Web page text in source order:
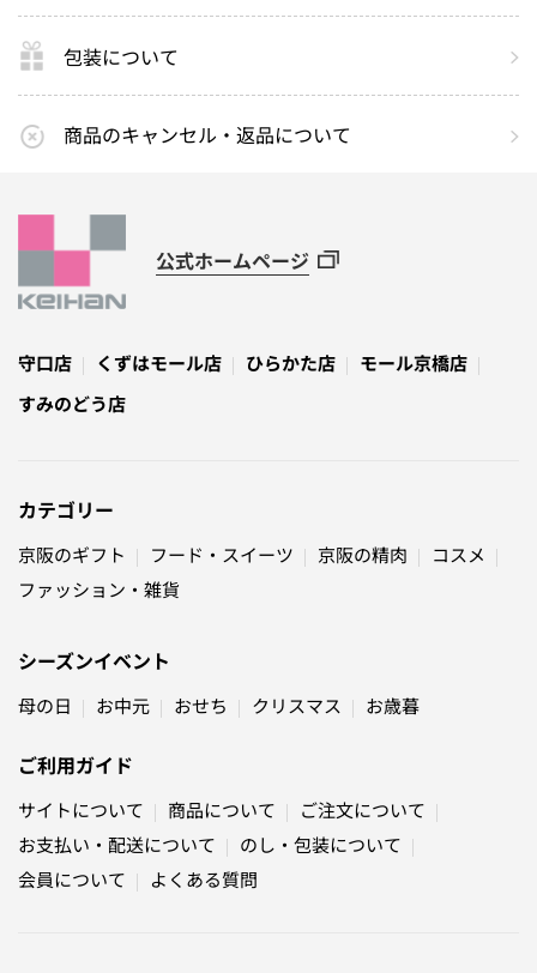
包装について
商品のキャンセル・返品について
公式ホームページ
守口店 くずはモール店 ひらかた店
モール京橋店
すみのどう店
カテゴリー
京阪のギフト フード・スイーツ 京阪の精肉
コスメ
ファッション・雑貨
シーズンイベント
母の日 お中元 おせち クリスマス お歳暮
ご利用ガイド
サイトについて 商品について
ご注文について
お支払い・配送について
のし・包装について
会員について
よくある質問